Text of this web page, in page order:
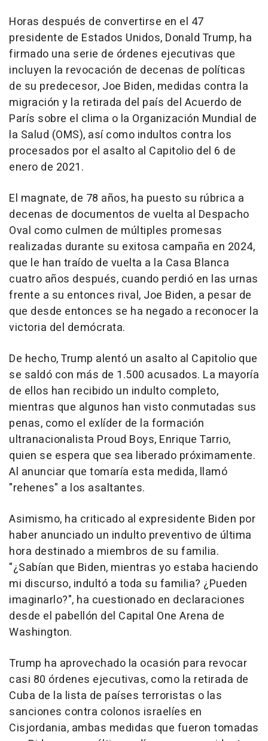
Horas después de convertirse en el 47
presidente de Estados Unidos, Donald Trump, ha
firmado una serie de órdenes ejecutivas que
incluyen la revocación de decenas de políticas
de su predecesor, Joe Biden, medidas contra la
migración y la retirada del país del Acuerdo de
París sobre el clima o la Organización Mundial de
la Salud (OMS), así como indultos contra los
procesados por el asalto al Capitolio del 6 de
enero de 2021.
El magnate, de 78 años, ha puesto su rúbrica a
decenas de documentos de vuelta al Despacho
Oval como culmen de múltiples promesas
realizadas durante su exitosa campaña en 2024,
que le han traído de vuelta a la Casa Blanca
cuatro años después, cuando perdió en las urnas
frente a su entonces rival, Joe Biden, a pesar de
que desde entonces se ha negado a reconocer la
victoria del demócrata.
De hecho, Trump alentó un asalto al Capitolio que
se saldó con más de 1.500 acusados. La mayoría
de ellos han recibido un indulto completo,
mientras que algunos han visto conmutadas sus
penas, como el exlíder de la formación
ultranacionalista Proud Boys, Enrique Tarrio,
quien se espera que sea liberado próximamente.
Al anunciar que tomaría esta medida, llamó
"rehenes" a los asaltantes.
Asimismo, ha criticado al expresidente Biden por
haber anunciado un indulto preventivo de última
hora destinado a miembros de su familia.
"¿Sabían que Biden, mientras yo estaba haciendo
mi discurso, indultó a toda su familia? ¿Pueden
imaginarlo?", ha cuestionado en declaraciones
desde el pabellón del Capital One Arena de
Washington.
Trump ha aprovechado la ocasión para revocar
casi 80 órdenes ejecutivas, como la retirada de
Cuba de la lista de países terroristas o las
sanciones contra colonos israelíes en
Cisjordania, ambas medidas que fueron tomadas